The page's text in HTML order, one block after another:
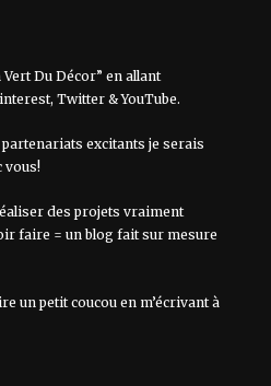
Vert Du Décor” en allant
, Twitter&YouTube.
excitants je serais
vous!
des projets vraiment
faire = un blog fait sur mesure
un petit coucou en m’écrivant à